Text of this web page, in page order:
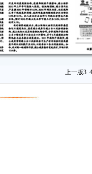
上一版3 4